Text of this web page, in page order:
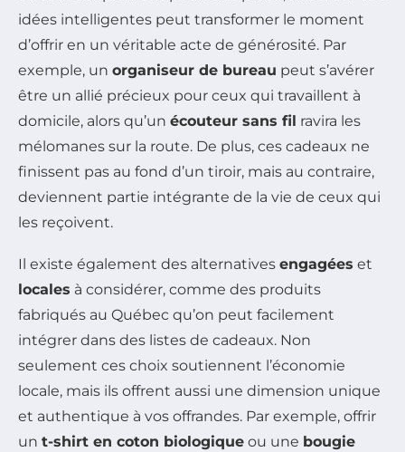
idées intelligentes peut transformer le moment
d’offrir en un véritable acte de générosité. Par
exemple, un organiseur de bureau peut s’avérer
être un allié précieux pour ceux qui travaillent à
domicile, alors qu’un écouteur sans fil ravira les
mélomanes sur la route. De plus, ces cadeaux ne
finissent pas au fond d’un tiroir, mais au contraire,
deviennent partie intégrante de la vie de ceux qui
les reçoivent.
Il existe également des alternatives engagées et
locales à considérer, comme des produits
fabriqués au Québec qu’on peut facilement
intégrer dans des listes de cadeaux. Non
seulement ces choix soutiennent l’économie
locale, mais ils offrent aussi une dimension unique
et authentique à vos offrandes. Par exemple, offrir
un t-shirt en coton biologique ou une bougie